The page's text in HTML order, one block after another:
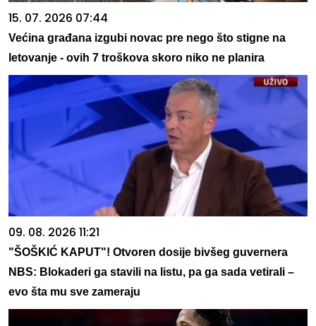
15. 07. 2026 07:44
Većina građana izgubi novac pre nego što stigne na
letovanje - ovih 7 troškova skoro niko ne planira
09. 08. 2026 11:21
"ŠOŠKIĆ KAPUT"! Otvoren dosije bivšeg guvernera
NBS: Blokaderi ga stavili na listu, pa ga sada vetirali –
evo šta mu sve zameraju